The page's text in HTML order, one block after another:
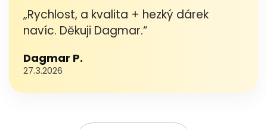
„Rychlost, a kvalita + hezký dárek
navíc. Děkuji Dagmar.“
Dagmar P.
27.3.2026